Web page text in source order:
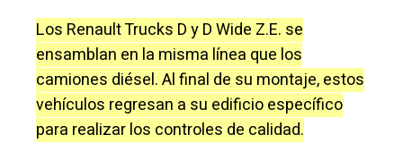
Los Renault Trucks D y D Wide Z.E. se
ensamblan en la misma línea que los
camiones diésel. Al final de su montaje, estos
vehículos regresan a su edificio específico
para realizar los controles de calidad.